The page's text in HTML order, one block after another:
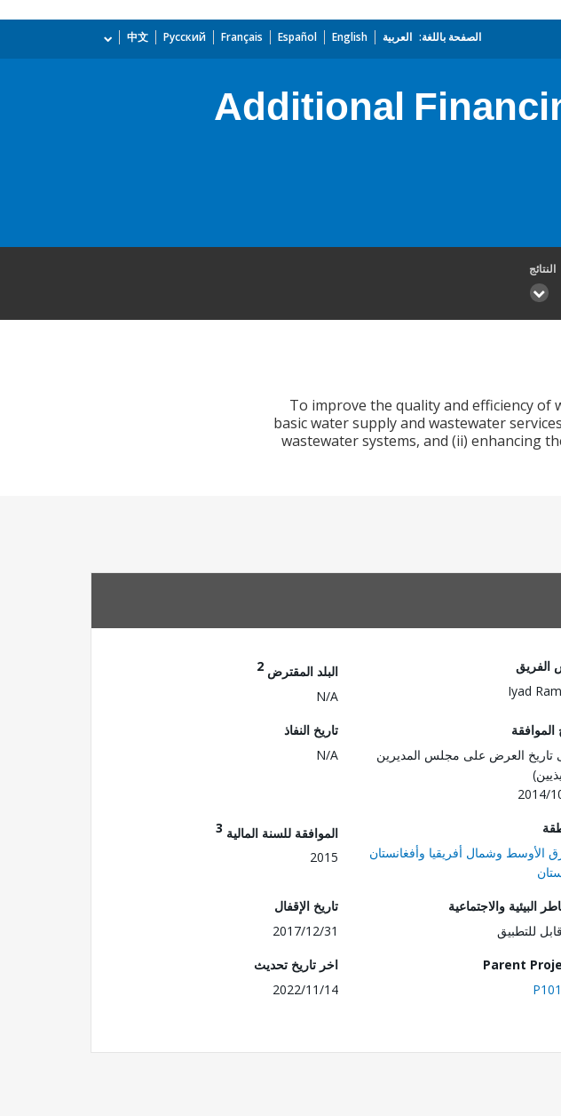
الصفحة باللغة: العربية English
Español
Français
Русский
中文
Additional
النتائج
To improve the quality and efficiency
basic water supply and wastewater
wastewater systems, and (ii) enhancing
الفريق
Iyad
البلد المقترض 2
N/A
الموافقة
تاريخ العرض على مجلس المديرين
2014/
تاريخ النفاذ
N/A
الأوسط وشمال أفريقيا وأفغانستان
الموافقة للسنة المالية 3
2015
البيئية والاجتماعية
للتطبيق
تاريخ الإقفال
2017/12/31
Parent
اخر تاريخ تحديث
2022/11/14